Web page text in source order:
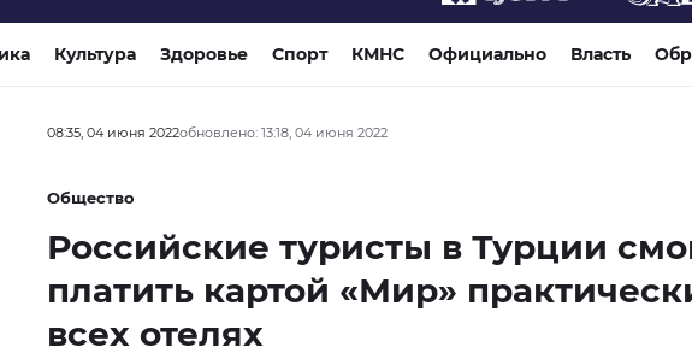
Культура Здоровье Спорт КМНС Официально Власть
08:35, 04 июня 2022обновлено: 13:18, 04 июня 2022
Общество
Российские туристы в Турции
платить картой «Мир»
всех отелях